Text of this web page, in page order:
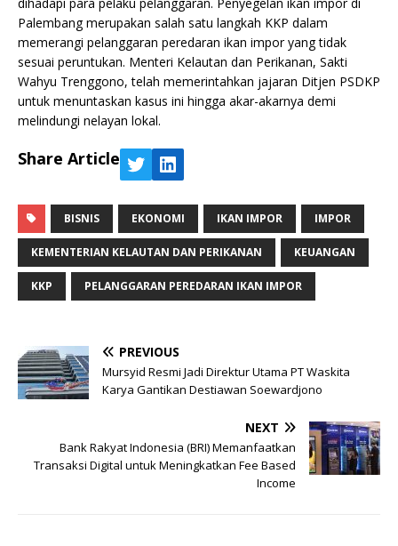
Palembang merupakan salah satu langkah KKP dalam
memerangi pelanggaran peredaran ikan impor yang tidak
sesuai peruntukan. Menteri Kelautan dan Perikanan, Sakti
Wahyu Trenggono, telah memerintahkan jajaran Ditjen PSDKP
untuk menuntaskan kasus ini hingga akar-akarnya demi
melindungi nelayan lokal.
Share Article
BISNIS EKONOMI IKAN IMPOR IMPOR
KEMENTERIAN KELAUTAN DAN PERIKANAN KEUANGAN
KKP PELANGGARAN PEREDARAN IKAN IMPOR
PREVIOUS
Mursyid Resmi Jadi Direktur Utama PT Waskita
Karya Gantikan Destiawan Soewardjono
NEXT
Bank Rakyat Indonesia (BRI) Memanfaatkan
Transaksi Digital untuk Meningkatkan Fee Based
Income